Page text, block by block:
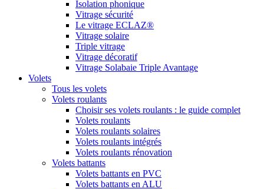
Isolation phonique
Vitrage sécurité
Le vitrage ECLAZ®
Vitrage solaire
Triple vitrage
Vitrage décoratif
Vitrage Solabaie Triple Avantage
Volets
Tous les volets
Volets roulants
Choisir ses volets roulants : le guide complet
Volets roulants
Volets roulants solaires
Volets roulants intégrés
Volets roulants rénovation
Volets battants
Volets battants en PVC
Volets battants en ALU